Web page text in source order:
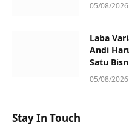
05/08/
Laba
Andi
Satu
05/08/
Stay In Touch